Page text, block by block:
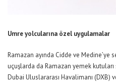
Umre yolcularına özel uygulamalar
Ramazan ayında Cidde ve Medine’ye
uçuşlarda da Ramazan yemek
Dubai Uluslararası Havalimanı (DXB)